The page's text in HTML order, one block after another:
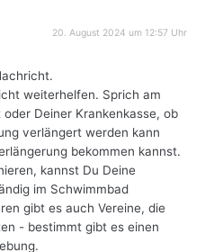
20. August 2024 um 12:57 Uhr
weiterhelfen. Sprich am
Deiner Krankenkasse, ob
verlängert werden kann
bekommen kannst.
kannst Du Deine
im Schwimmbad
gibt es auch Vereine, die
- bestimmt gibt es einen